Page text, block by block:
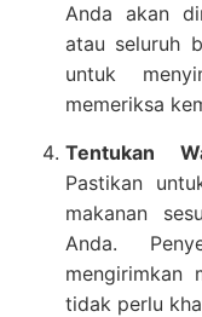
Anda akan
atau seluruh
untuk
memeriksa
Tentukan
Pastikan
makanan
Anda.
mengirimkan
tidak perlu